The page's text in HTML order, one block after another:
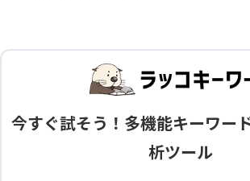
今すぐ試そう！多機能キーワー
析ツール